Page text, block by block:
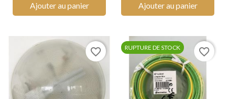
Ajouter au panier Ajouter au panier
favorite_border RUPTURE DE STOCK favorite_border